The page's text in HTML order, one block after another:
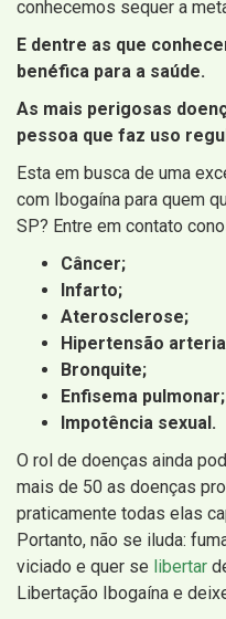
conhecemos sequer a
E dentre as que
benéfica para a saúde.
As mais perigosas
pessoa que faz uso
Esta em busca de uma
com Ibogaína para quem
SP? Entre em contato
Câncer;
Infarto;
Aterosclerose;
Hipertensão
Bronquite;
Enfisema pulmonar;
Impotência sexual.
O rol de doenças ainda
mais de 50 as doenças
praticamente todas elas
Portanto, não se iluda:
viciado e quer se libertar
Libertação Ibogaína e